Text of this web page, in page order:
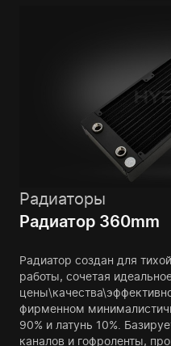
Радиаторы
Радиатор 360mm
Радиатор создан для
работы, сочетая
фирменном
90% и латунь 10%.
каналов и гофроленты,